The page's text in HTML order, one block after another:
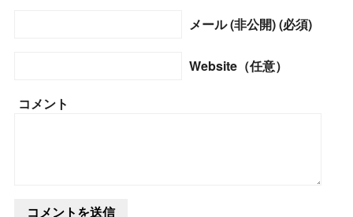
メール (非公開) (必須)
Website（任意）
コメント